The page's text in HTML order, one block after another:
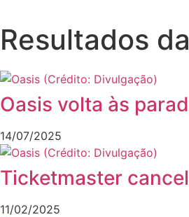
Resultados
Oasis volta às
14/07/2025
Ticketmaster
11/02/2025